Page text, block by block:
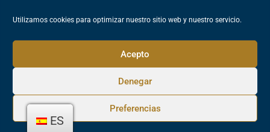
Utilizamos cookies para optimizar nuestro sitio web y nuestro servicio.
Acepto
Denegar
Preferencias
© Arboretum de Galicia. Todos los derechos reservados.
Política de cookies.
ES